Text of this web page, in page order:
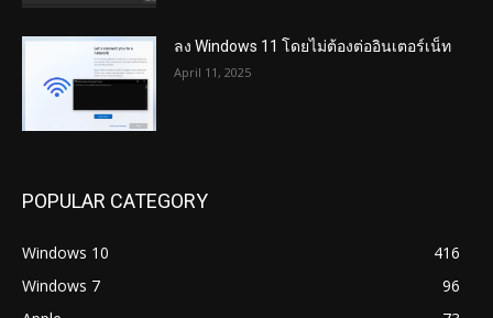
ลง Windows 11 โดยไม่ต้องต่ออินเตอร์เน็ท
April 11, 2025
POPULAR CATEGORY
Windows 10
416
Windows 7
96